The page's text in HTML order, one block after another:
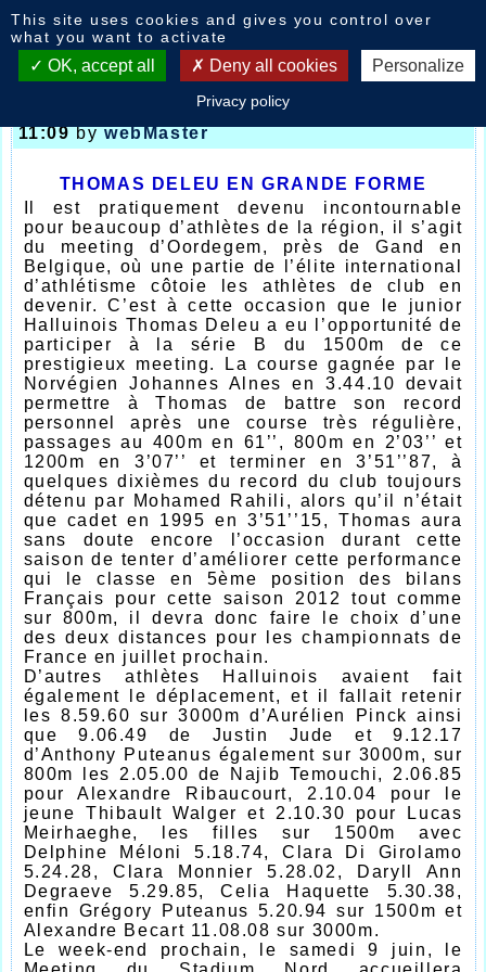
News
Meeting Léon Buyle Oordegem
11:09bywebMaster
THOMAS DELEU EN GRANDE FORME
Il est pratiquement devenu incontournable
pour beaucoup d’athlètes de la région, il s’agit
du meeting d’Oordegem, près de Gand en
Belgique, où une partie de l’élite international
d’athlétisme côtoie les athlètes de club en
devenir. C’est à cette occasion que le junior
Halluinois Thomas Deleu a eu l’opportunité de
participer à la série B du 1500m de ce
prestigieux meeting. La course gagnée par le
Norvégien Johannes Alnes en 3.44.10 devait
permettre à Thomas de battre son record
personnel après une course très régulière,
passages au 400m en 61’’, 800m en 2’03’’ et
1200m en 3’07’’ et terminer en 3’51’’87, à
quelques dixièmes du record du club toujours
détenu par Mohamed Rahili, alors qu’il n’était
que cadet en 1995 en 3’51’’15, Thomas aura
sans doute encore l’occasion durant cette
saison de tenter d’améliorer cette performance
qui le classe en 5ème position des bilans
Français pour cette saison 2012 tout comme
sur 800m, il devra donc faire le choix d’une
des deux distances pour les championnats de
France en juillet prochain.
D’autres athlètes Halluinois avaient fait
également le déplacement, et il fallait retenir
les 8.59.60 sur 3000m d’Aurélien Pinck ainsi
que 9.06.49 de Justin Jude et 9.12.17
d’Anthony Puteanus également sur 3000m, sur
800m les 2.05.00 de Najib Temouchi, 2.06.85
pour Alexandre Ribaucourt, 2.10.04 pour le
jeune Thibault Walger et 2.10.30 pour Lucas
Meirhaeghe, les filles sur 1500m avec
Delphine Méloni 5.18.74, Clara Di Girolamo
5.24.28, Clara Monnier 5.28.02, Daryll Ann
Degraeve 5.29.85, Celia Haquette 5.30.38,
enfin Grégory Puteanus 5.20.94 sur 1500m et
Alexandre Becart 11.08.08 sur 3000m.
Le week-end prochain, le samedi 9 juin, le
This site uses cookies and gives you control over
what you want to activate
OK, accept all Deny all cookies Personalize
Privacy policy